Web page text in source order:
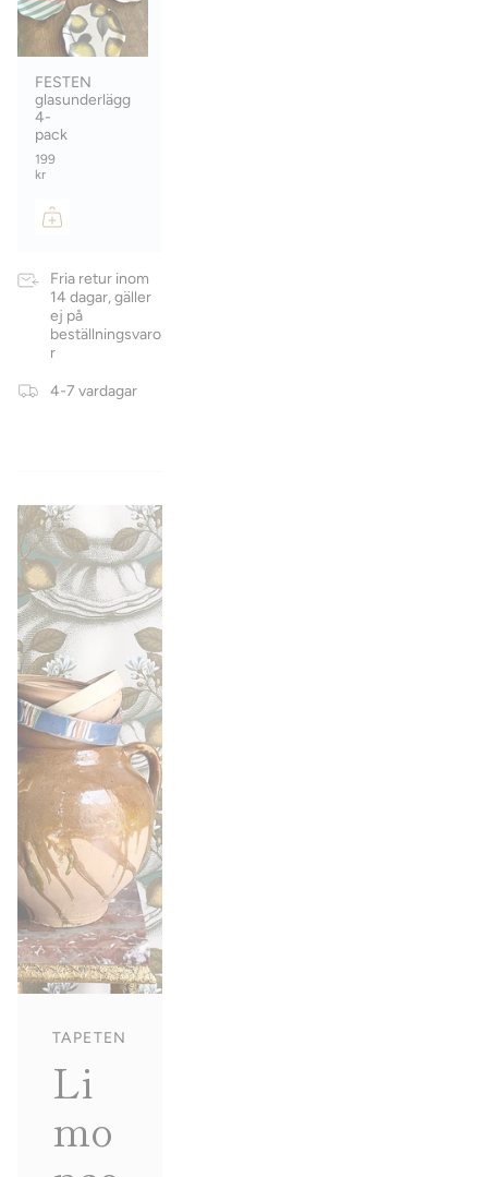
FESTEN
glasunderlägg
4-
pack
199
kr
Fria retur inom
14 dagar, gäller
ej på
beställningsvaro
r
4-7 vardagar
TAPETEN
Li
mo